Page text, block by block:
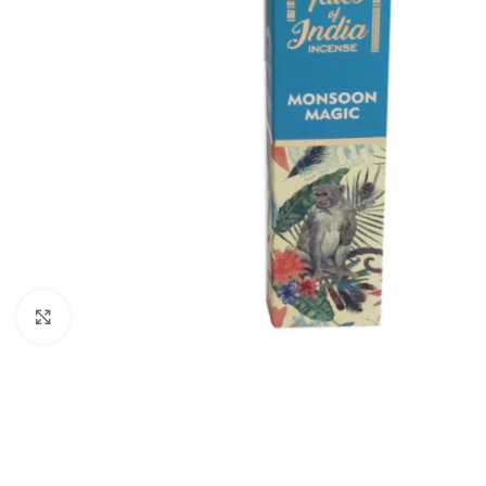
Spustelėkite, kad padidintumėte